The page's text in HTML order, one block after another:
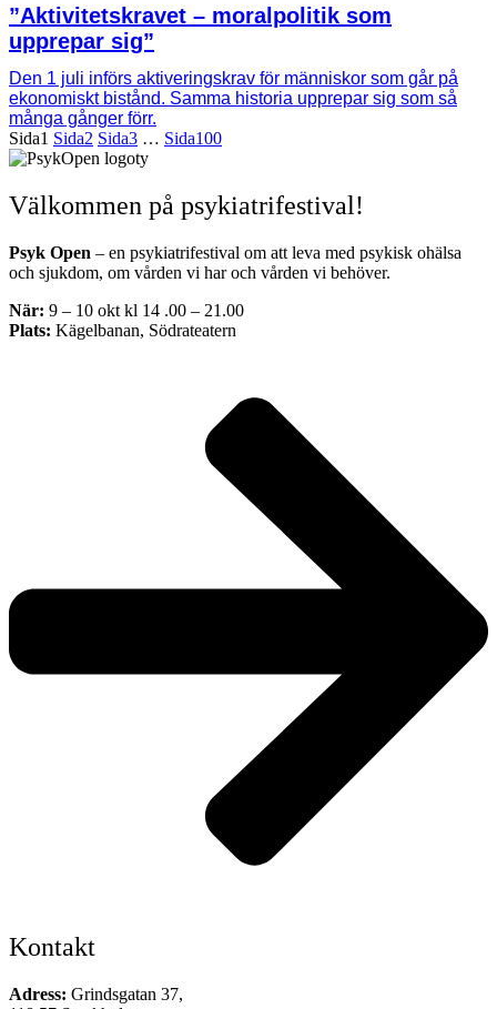
”Aktivitetskravet – moralpolitik som
upprepar sig”
Den 1 juli införs aktiveringskrav för människor som går på
ekonomiskt bistånd. Samma historia upprepar sig som så
många gånger förr.
Sida1 Sida2 Sida3 … Sida100
Välkommen på psykiatrifestival!
Psyk Open – en psykiatrifestival om att leva med psykisk ohälsa
och sjukdom, om vården vi har och vården vi behöver.
När: 9 – 10 okt kl 14 .00 – 21.00
Plats: Kägelbanan, Södrateatern
Kontakt
Adress: Grindsgatan 37,